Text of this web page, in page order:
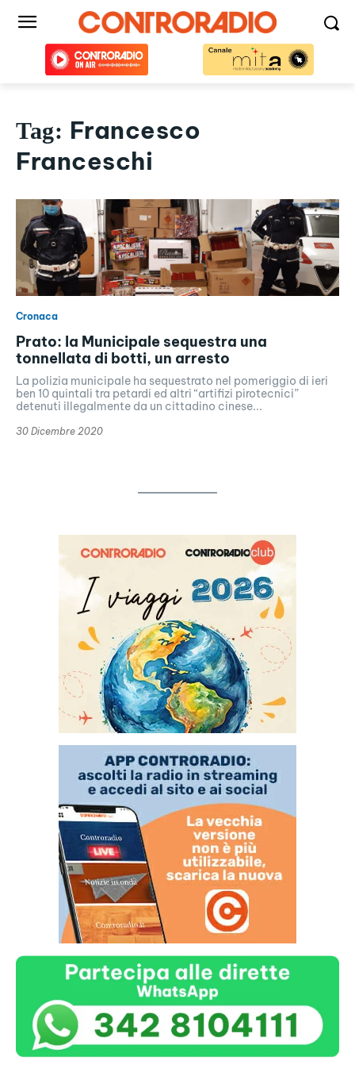
Tag: Francesco
Franceschi
Cronaca
Prato: la Municipale sequestra una
tonnellata di botti, un arresto
La polizia municipale ha sequestrato nel pomeriggio di ieri
ben 10 quintali tra petardi ed altri “artifizi pirotecnici”
detenuti illegalmente da un cittadino cinese...
30 Dicembre 2020